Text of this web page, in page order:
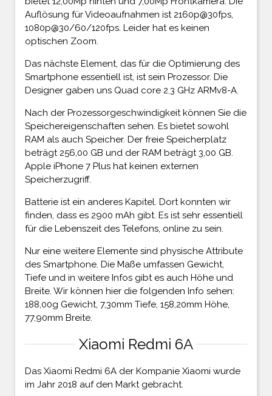
Auflösung für Videoaufnahmen ist 2160p@30fps,
1080p@30/60/120fps. Leider hat es keinen
optischen Zoom.
Das nächste Element, das für die Optimierung des
Smartphone essentiell ist, ist sein Prozessor. Die
Designer gaben uns Quad core 2.3 GHz ARMv8-A.
Nach der Prozessorgeschwindigkeit können Sie die
Speichereigenschaften sehen. Es bietet sowohl
RAM als auch Speicher. Der freie Speicherplatz
beträgt 256,00 GB und der RAM beträgt 3,00 GB.
Apple iPhone 7 Plus hat keinen externen
Speicherzugriff.
Batterie ist ein anderes Kapitel. Dort konnten wir
finden, dass es 2900 mAh gibt. Es ist sehr essentiell
für die Lebenszeit des Telefons, online zu sein.
Nur eine weitere Elemente sind physische Attribute
des Smartphone. Die Maße umfassen Gewicht,
Tiefe und in weitere Infos gibt es auch Höhe und
Breite. Wir können hier die folgenden Info sehen:
188,00g Gewicht, 7,30mm Tiefe, 158,20mm Höhe,
77,90mm Breite.
Xiaomi Redmi 6A
Das Xiaomi Redmi 6A der Kompanie Xiaomi wurde
im Jahr 2018 auf den Markt gebracht.